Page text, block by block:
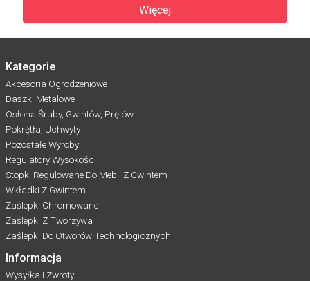
Więcej
Kategorie
Akcesoria Ogrodzeniowe
Daszki Metalowe
Osłona Śruby, Gwintów, Prętów
Pokrętła, Uchwyty
Pozostałe Wyroby
Regulatory Wysokości
Stopki Regulowane Do Mebli Z Gwintem
Wkładki Z Gwintem
Zaślepki Chromowane
Zaślepki Z Tworzywa
Zaślepki Do Otworów Technologicznych
Informacja
Wysyłka I Zwroty